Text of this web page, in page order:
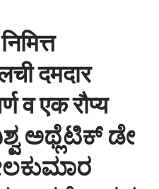
दमदार
व एक रौप्य
ಅಥ್ಲೆಟಿಕ್ ಡೇ